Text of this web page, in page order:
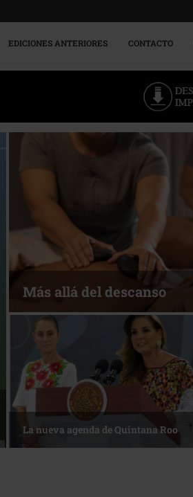
EDICIONES ANTERIORES CONTACTO
Más allá del descanso
La nueva agenda de Quintana Roo